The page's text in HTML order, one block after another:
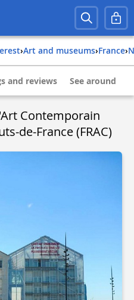
› Art and museums› france›
and reviews See around
Contemporain
de-France (FRAC)